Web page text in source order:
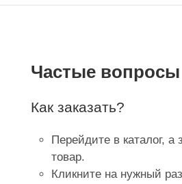
Частые вопросы
Как заказать?
Перейдите в каталог, а
товар.
Кликните на нужный